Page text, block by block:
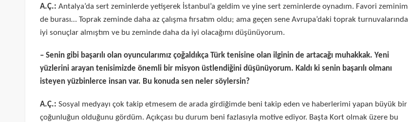
A.Ç.: Antalya’da sert zeminlerde yetişerek İstanbul’a geldim ve yine sert zeminlerde oynadım. Favori zeminim
de burası… Toprak zeminde daha az çalışma fırsatım oldu; ama geçen sene Avrupa’daki toprak turnuvalarında
iyi sonuçlar almıştım ve bu zeminde daha da iyi olacağımı düşünüyorum.
– Senin gibi başarılı olan oyuncularımız çoğaldıkça Türk tenisine olan ilginin de artacağı muhakkak. Yeni
yüzlerini arayan tenisimizde önemli bir misyon üstlendiğini düşünüyorum. Kaldı ki senin başarılı olmanı
isteyen yüzbinlerce insan var. Bu konuda sen neler söylersin?
A.Ç.: Sosyal medyayı çok takip etmesem de arada girdiğimde beni takip eden ve haberlerimi yapan büyük bir
çoğunluğun olduğunu gördüm. Açıkçası bu durum beni fazlasıyla motive ediyor. Başta Kort olmak üzere bu